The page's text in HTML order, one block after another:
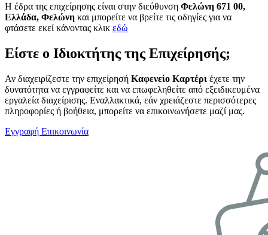
H έδρα της επιχείρησης είναι στην διεύθυνση Φελώνη 671 00,
Ελλάδα, Φελώνη και μπορείτε να βρείτε τις οδηγίες για να
φτάσετε εκεί κάνοντας κλικ εδώ
Είστε ο Ιδιοκτήτης της Επιχείρησής;
Αν διαχειρίζεστε την επιχείρησή Καφενείο Καρτέρι έχετε την
δυνατότητα να εγγραφείτε και να επωφεληθείτε από εξειδικευμένα
εργαλεία διαχείρισης. Εναλλακτικά, εάν χρειάζεστε περισσότερες
πληροφορίες ή βοήθεια, μπορείτε να επικοινωνήσετε μαζί μας.
Εγγραφή Επικοινωνία